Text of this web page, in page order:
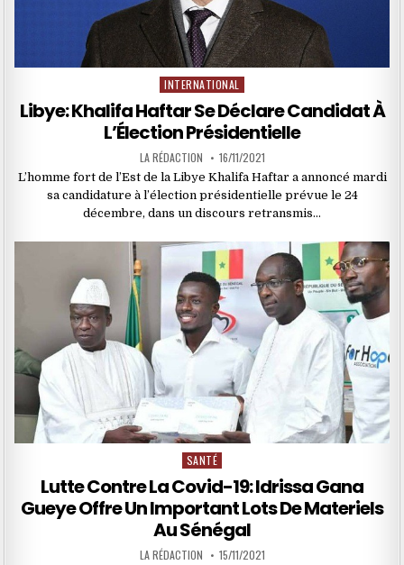
Posted
in
INTERNATIONAL
Libye: Khalifa Haftar Se Déclare Candidat À
L’Élection Présidentielle
LA RÉDACTION 16/11/2021
L’homme fort de l’Est de la Libye Khalifa Haftar a annoncé mardi
sa candidature à l’élection présidentielle prévue le 24
décembre, dans un discours retransmis…
Posted
in
SANTÉ
Lutte Contre La Covid-19: Idrissa Gana
Gueye Offre Un Important Lots De Materiels
Au Sénégal
LA RÉDACTION 15/11/2021